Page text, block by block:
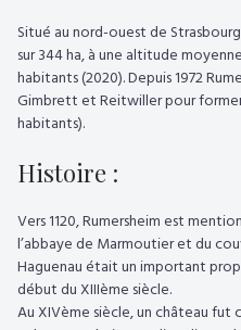
Situé au nord-ouest de
sur 344 ha, à une altitude
habitants (2020). Depuis 1972
Gimbrett et Reitwiller pour
habitants).
Histoire :
Vers 1120, Rumersheim est
l’abbaye de Marmoutier et du
Haguenau était un important
début du XIIIème siècle.
Au XIVème siècle, un château